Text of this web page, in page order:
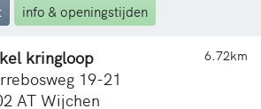
info & openingstijden
6.72km
kringloop
19-21
AT Wijchen